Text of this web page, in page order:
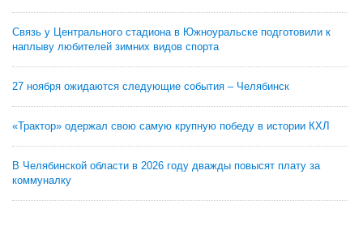
Связь у Центрального стадиона в Южноуральске подготовили к
наплыву любителей зимних видов спорта
27 ноября ожидаются следующие события – Челябинск
«Трактор» одержал свою самую крупную победу в истории КХЛ
В Челябинской области в 2026 году дважды повысят плату за
коммуналку